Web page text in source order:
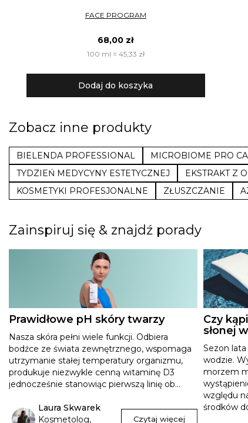
FACE PROGRAM
68,00 zł
100 ml = 45,33 zł
Dodaj do koszyka
Zobacz inne produkty
BIELENDA PROFESSIONAL MICROBIOME PRO
TYDZIEŃ MEDYCYNY ESTETYCZNEJ
EKSTRAKT Z
KOSMETYKI PROFESJONALNE
ZŁUSZCZANIE
Zainspiruj się & znajdź porady
Prawidłowe pH skóry twarzy
Nasza skóra pełni wiele funkcji. Odbiera
bodźce ze świata zewnętrznego, wspomaga
utrzymanie stałej temperatury organizmu,
produkuje niezwykle cenną witaminę D3
jednocześnie stanowiąc pierwszą linię ob...
Laura Skwarek
Kosmetolog,
Czytaj więcej
Czy
słonej
Sezon
wodzie.
morzem
względu
środków